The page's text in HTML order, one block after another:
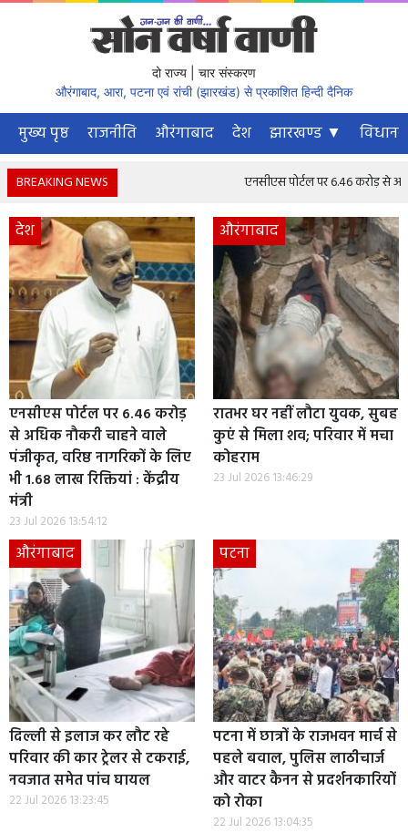
दो राज्य | चार संस्करण
औरंगाबाद, आरा, पटना एवं रांची (झारखंड) से प्रकाशित हिन्दी दैनिक
मुख्य पृष्ठ राजनीति औरंगाबाद देश झारखण्ड ▼
BREAKING NEWS एनसीएस पोर्टल पर 6.46 करोड़ से अधिक
देश
एनसीएस पोर्टल पर 6.46 करोड़
से अधिक नौकरी चाहने वाले
पंजीकृत, वरिष्ठ नागरिकों के लिए
भी 1.68 लाख रिक्तियां : केंद्रीय
मंत्री
23 Jul 2026 13:54:12
औरंगाबाद
रातभर घर नहीं लौटा युवक, सुबह
कुएं से मिला शव; परिवार में मचा
कोहराम
23 Jul 2026 13:46:29
औरंगाबाद
दिल्ली से इलाज कर लौट रहे
परिवार की कार ट्रेलर से टकराई,
नवजात समेत पांच घायल
22 Jul 2026 13:23:45
पटना
पटना में छात्रों के राजभवन मार्च से
पहले बवाल, पुलिस लाठीचार्ज
और वाटर कैनन से प्रदर्शनकारियों
को रोका
22 Jul 2026 13:04:35